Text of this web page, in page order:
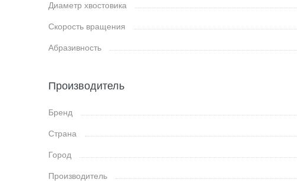
Диаметр хвостовика
Скорость вращения
Абразивность
Производитель
Бренд
Страна
Город
Производитель